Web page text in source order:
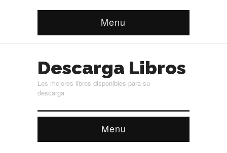
Menu
Descarga Libros
Los mejores libros disponibles para su
descarga
Menu